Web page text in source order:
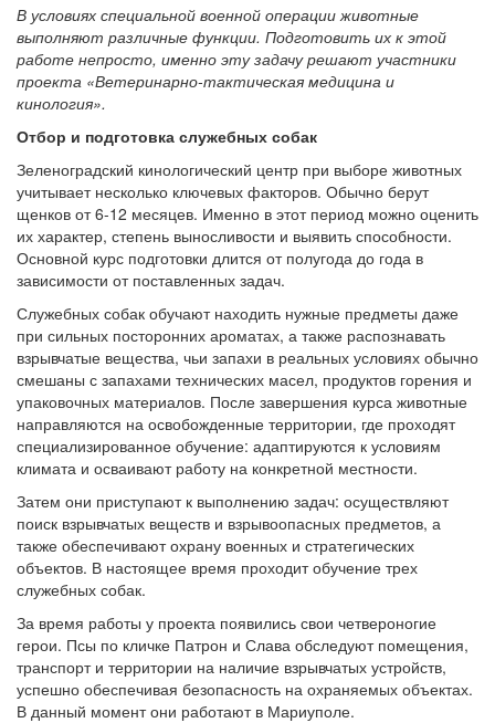
В условиях специальной военной операции животные
выполняют различные функции. Подготовить их к этой
работе непросто, именно эту задачу решают участники
проекта «Ветеринарно-тактическая медицина и
кинология».
Отбор и подготовка служебных собак
Зеленоградский кинологический центр при выборе животных
учитывает несколько ключевых факторов. Обычно берут
щенков от 6-12 месяцев. Именно в этот период можно оценить
их характер, степень выносливости и выявить способности.
Основной курс подготовки длится от полугода до года в
зависимости от поставленных задач.
Служебных собак обучают находить нужные предметы даже
при сильных посторонних ароматах, а также распознавать
взрывчатые вещества, чьи запахи в реальных условиях обычно
смешаны с запахами технических масел, продуктов горения и
упаковочных материалов. После завершения курса животные
направляются на освобожденные территории, где проходят
специализированное обучение: адаптируются к условиям
климата и осваивают работу на конкретной местности.
Затем они приступают к выполнению задач: осуществляют
поиск взрывчатых веществ и взрывоопасных предметов, а
также обеспечивают охрану военных и стратегических
объектов. В настоящее время проходит обучение трех
служебных собак.
За время работы у проекта появились свои четвероногие
герои. Псы по кличке Патрон и Слава обследуют помещения,
транспорт и территории на наличие взрывчатых устройств,
успешно обеспечивая безопасность на охраняемых объектах.
В данный момент они работают в Мариуполе.